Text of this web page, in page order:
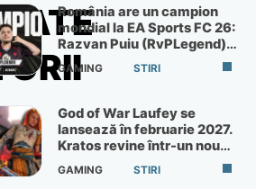
România are un campion
mondial la EA Sports FC 26:
Razvan Puiu (RvPLegend)
câștigă turneul de la Paris
GAMING STIRI
God of War Laufey se
lansează în februarie 2027.
Kratos revine într-un nou
God of War
GAMING STIRI